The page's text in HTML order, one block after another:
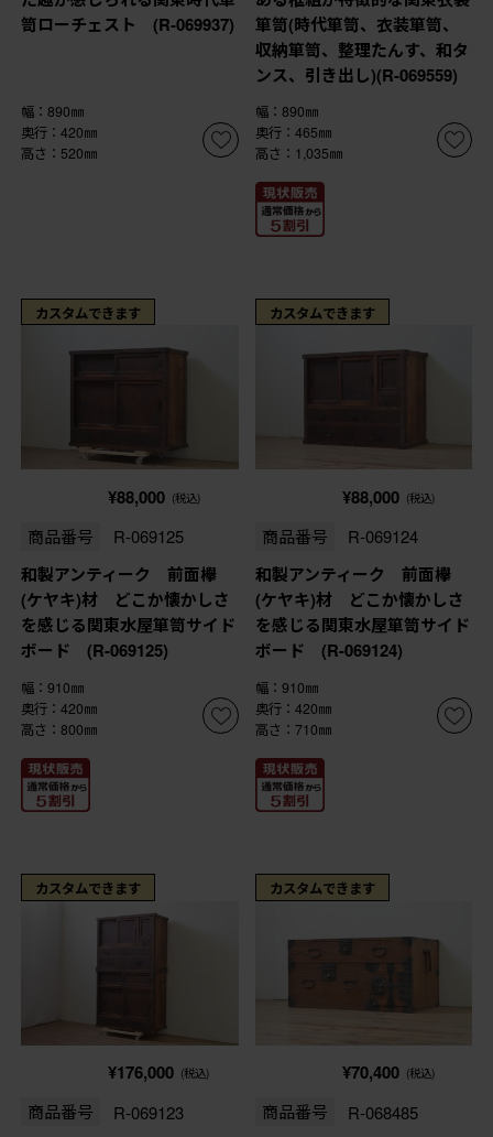
笥ローチェスト (R-069937)
幅：890㎜
奥行：420㎜
高さ：520㎜
箪笥(時代箪笥、衣装箪笥、
収納箪笥、整理たんす、和タ
ンス、引き出し)(R-069559)
幅：890㎜
奥行：465㎜
高さ：1,035㎜
カスタムできます
¥88,000 (税込)
商品番号 R-069125
和製アンティーク 前面欅
(ケヤキ)材 どこか懐かしさ
を感じる関東水屋箪笥サイド
ボード (R-069125)
幅：910㎜
奥行：420㎜
高さ：800㎜
カスタムできます
¥88,000 (税込)
商品番号 R-069124
和製アンティーク 前面欅
(ケヤキ)材 どこか懐かしさ
を感じる関東水屋箪笥サイド
ボード (R-069124)
幅：910㎜
奥行：420㎜
高さ：710㎜
カスタムできます
¥176,000 (税込)
商品番号 R-069123
カスタムできます
¥70,400 (税込)
商品番号 R-068485